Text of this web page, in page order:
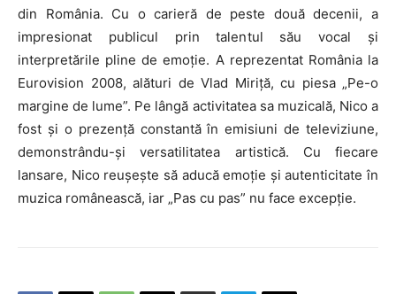
din România. Cu o carieră de peste două decenii, a
impresionat publicul prin talentul său vocal și
interpretările pline de emoție. A reprezentat România la
Eurovision 2008, alături de Vlad Miriță, cu piesa „Pe-o
margine de lume”. Pe lângă activitatea sa muzicală, Nico a
fost și o prezență constantă în emisiuni de televiziune,
demonstrându-și versatilitatea artistică. Cu fiecare
lansare, Nico reușește să aducă emoție și autenticitate în
muzica românească, iar „Pas cu pas” nu face excepție.